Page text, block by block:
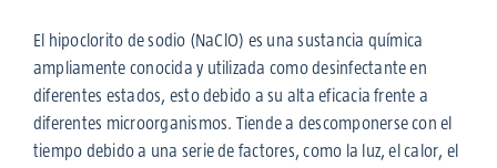
El hipoclorito de sodio (NaClO) es una sustancia química
ampliamente conocida y utilizada como desinfectante en
diferentes estados, esto debido a su alta eficacia frente a
diferentes microorganismos. Tiende a descomponerse con el
tiempo debido a una serie de factores, como la luz, el calor, el